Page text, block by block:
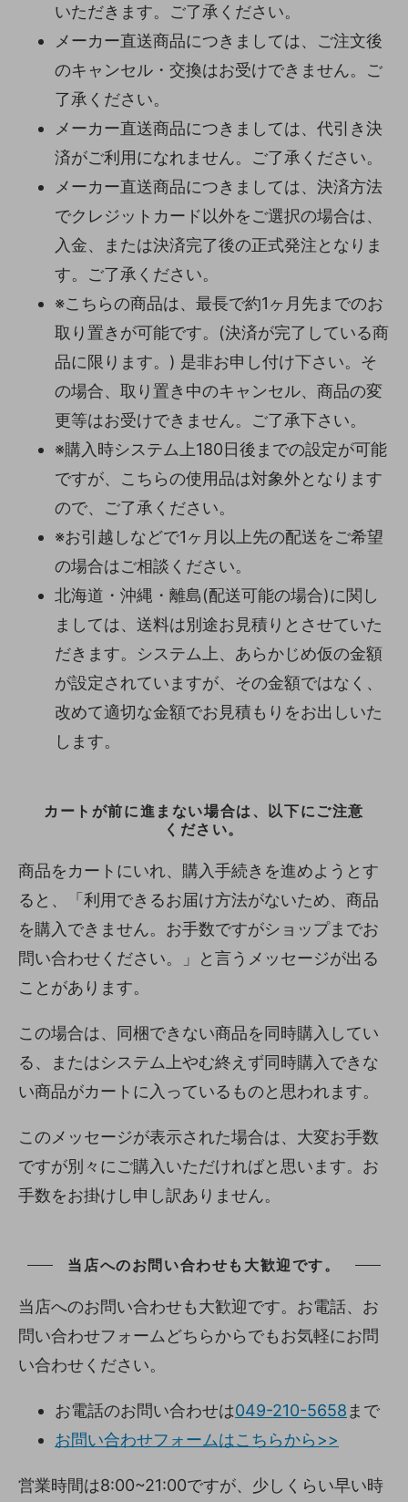
いただきます。ご了承ください。
メーカー直送商品につきましては、ご注文後
のキャンセル・交換はお受けできません。ご
了承ください。
メーカー直送商品につきましては、代引き決
済がご利用になれません。ご了承ください。
メーカー直送商品につきましては、決済方法
でクレジットカード以外をご選択の場合は、
入金、または決済完了後の正式発注となりま
す。ご了承ください。
※こちらの商品は、最長で約1ヶ月先までのお
取り置きが可能です。(決済が完了している商
品に限ります。) 是非お申し付け下さい。そ
の場合、取り置き中のキャンセル、商品の変
更等はお受けできません。ご了承下さい。
※購入時システム上180日後までの設定が可能
ですが、こちらの使用品は対象外となります
ので、ご了承ください。
※お引越しなどで1ヶ月以上先の配送をご希望
の場合はご相談ください。
北海道・沖縄・離島(配送可能の場合)に関し
ましては、送料は別途お見積りとさせていた
だきます。システム上、あらかじめ仮の金額
が設定されていますが、その金額ではなく、
改めて適切な金額でお見積もりをお出しいた
します。
カートが前に進まない場合は、以下にご注意
ください。
商品をカートにいれ、購入手続きを進めようとす
ると、「利用できるお届け方法がないため、商品
を購入できません。お手数ですがショップまでお
問い合わせください。」と言うメッセージが出る
ことがあります。
この場合は、同梱できない商品を同時購入してい
る、またはシステム上やむ終えず同時購入できな
い商品がカートに入っているものと思われます。
このメッセージが表示された場合は、大変お手数
ですが別々にご購入いただければと思います。お
手数をお掛けし申し訳ありません。
当店へのお問い合わせも大歓迎です。
当店へのお問い合わせも大歓迎です。お電話、お
問い合わせフォームどちらからでもお気軽にお問
い合わせください。
お電話のお問い合わせは049-210-5658 まで
お問い合わせフォームはこちらから>>
営業時間は8:00~21:00ですが、少しくらい早い時